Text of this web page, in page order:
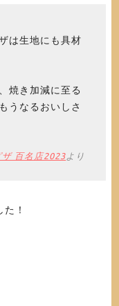
は生地にも具材
焼き加減に至る
うなるおいしさ
ザ 百名店2023 より
！